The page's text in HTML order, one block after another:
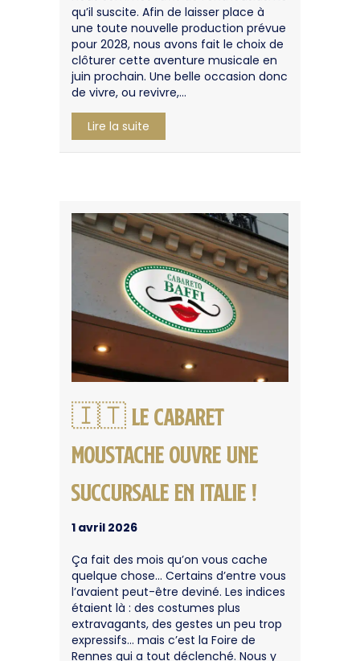
qu’il suscite. Afin de laisser place à
une toute nouvelle production prévue
pour 2028, nous avons fait le choix de
clôturer cette aventure musicale en
juin prochain. Une belle occasion donc
de vivre, ou revivre,…
Lire la suite
🇮🇹 Le Cabaret
Moustache ouvre une
succursale en Italie !
1 avril 2026
Ça fait des mois qu’on vous cache
quelque chose… Certains d’entre vous
l’avaient peut-être deviné. Les indices
étaient là : des costumes plus
extravagants, des gestes un peu trop
expressifs… mais c’est la Foire de
Rennes qui a tout déclenché. Nous y